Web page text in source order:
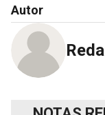
Autor